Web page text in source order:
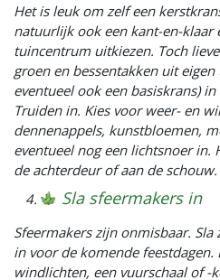
Het is leuk om zelf een
natuurlijk ook een kant-en-klaar
tuincentrum uitkiezen. Toch
groen en bessentakken uit
eventueel ook een basiskrans)
Truiden in. Kies voor weer- en
dennenappels, kunstbloemen,
eventueel nog een lichtsnoer in.
de achterdeur of aan de schouw.
Sla sfeermakers in
Sfeermakers zijn onmisbaar. Sla
in voor de komende feestdagen.
windlichten, een vuurschaal of -